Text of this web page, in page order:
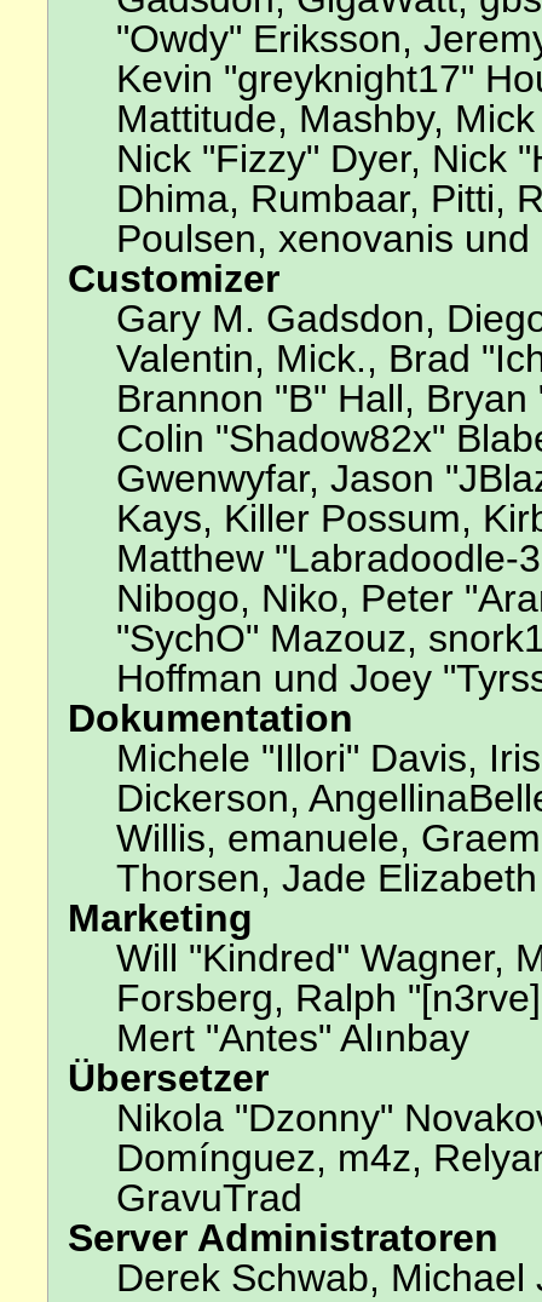
"Owdy" Eriksson,
Kevin "greyknight17"
Mattitude, Mashby,
Nick "Fizzy" Dyer, Nick
Dhima, Rumbaar, Pitti,
Poulsen, xenovanis und
Customizer
Gary M. Gadsdon,
Valentin, Mick., Brad
Brannon "B" Hall,
Colin "Shadow82x"
Gwenwyfar, Jason
Kays, Killer Possum,
Matthew "Labradoodle-
Nibogo, Niko, Peter
"SychO" Mazouz,
Hoffman und Joey
Dokumentation
Michele "Illori" Davis,
Dickerson,
Willis, emanuele,
Thorsen, Jade
Marketing
Will "Kindred" Wagner,
Forsberg, Ralph
Mert "Antes" Alınbay
Übersetzer
Nikola "Dzonny"
Domínguez, m4z,
GravuTrad
Server Administratoren
Derek Schwab,